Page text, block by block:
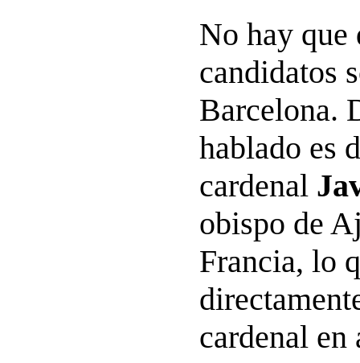
No hay que
candidatos
Barcelona.
hablado es
cardenal
obispo de
Francia, lo
cardenal